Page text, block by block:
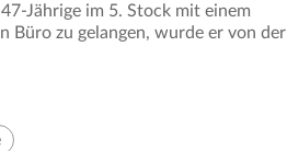
Jährige im 5. Stock mit einem
Büro zu gelangen, wurde er von der